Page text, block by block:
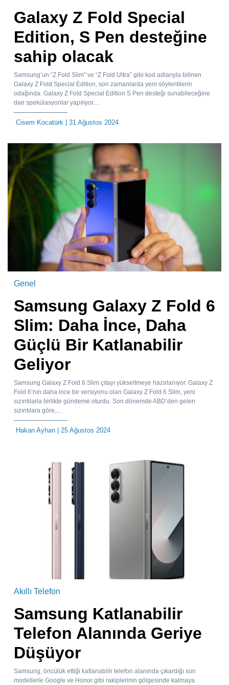
Galaxy Z Fold Special
Edition, S Pen desteğine
sahip olacak
Samsung’un “Z Fold Slim” ve “Z Fold Ultra” gibi kod adlarıyla bilinen
Galaxy Z Fold Special Edition, son zamanlarda yeni söylentilerin
odağında. Galaxy Z Fold Special Edition S Pen desteği sunabileceğine
dair spekülasyonlar yapılıyor....
Cisem Kocatürk | 31 Ağustos 2024
Genel
Samsung Galaxy Z Fold 6
Slim: Daha İnce, Daha
Güçlü Bir Katlanabilir
Geliyor
Samsung Galaxy Z Fold 6 Slim çıtayı yükseltmeye hazırlanıyor. Galaxy Z
Fold 6’nın daha ince bir versiyonu olan Galaxy Z Fold 6 Slim, yeni
sızıntılarla birlikte gündeme oturdu. Son dönemde ABD’den gelen
sızıntılara göre,...
Hakan Ayhan | 25 Ağustos 2024
Akıllı Telefon
Samsung Katlanabilir
Telefon Alanında Geriye
Düşüyor
Samsung, öncülük ettiği katlanabilir telefon alanında çıkardığı son
modellerle Google ve Honor gibi rakiplerinin gölgesinde kalmaya